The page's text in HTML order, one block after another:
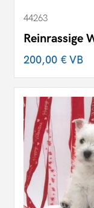
44263
Reinrassige
200,00 €VB